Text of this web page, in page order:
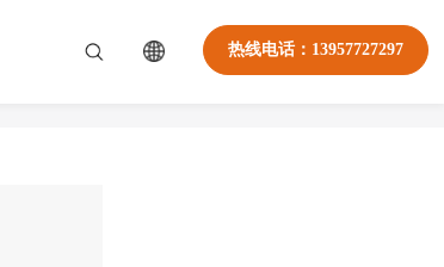
热线电话：13957727297